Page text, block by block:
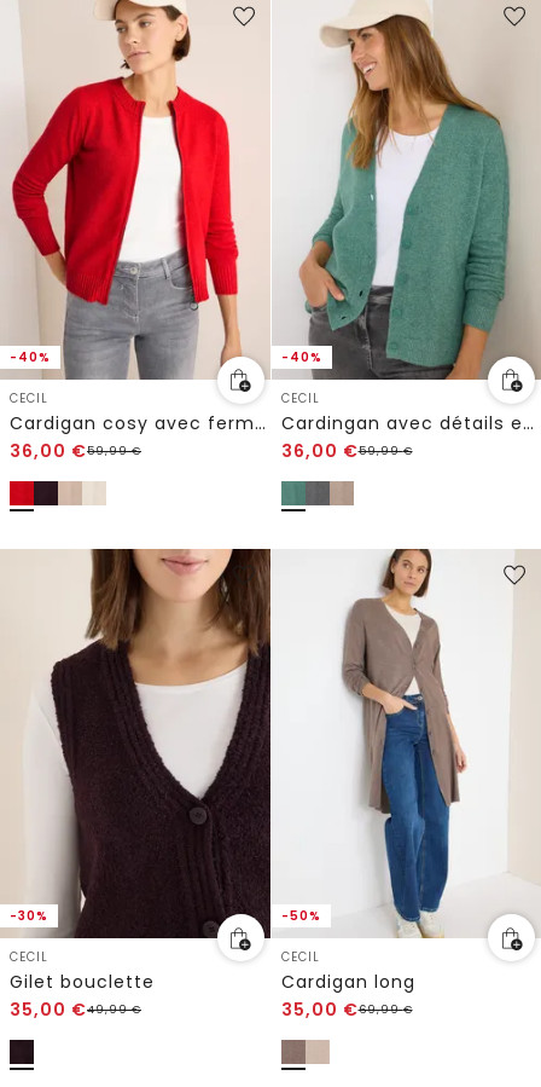
-40%
CECIL
Cardigan cosy avec fermeture éclair
36,00 €59,99€
-40%
CECIL
Cardingan avec détails en tricot
36,00 €59,99€
-30%
CECIL
Gilet bouclette
35,00 €49,99€
-50%
CECIL
Cardigan long
35,00 €69,99€